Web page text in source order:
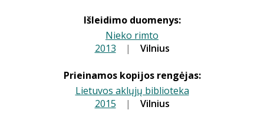
Išleidimo duomenys:
Nieko rimto
2013 | Vilnius
Prieinamos kopijos rengėjas:
Lietuvos aklųjų biblioteka
2015 | Vilnius